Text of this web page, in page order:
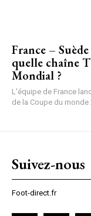
France –
quelle chaîne
Mondial ?
L'équipe de France
de la Coupe du monde
Suivez-nous
Foot-direct.fr